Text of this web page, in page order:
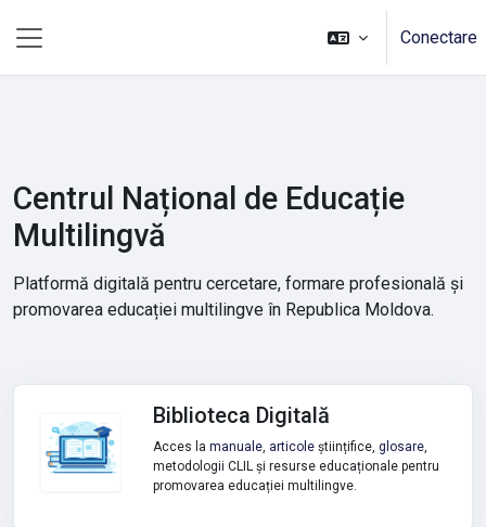
Conectare
Centrul Național de Educație
Multilingvă
Platformă digitală pentru cercetare, formare profesională și
promovarea educației multilingve în Republica Moldova.
Biblioteca Digitală
Acces la manuale, articole științifice, glosare,
metodologii CLIL și resurse educaționale pentru
promovarea educației multilingve.